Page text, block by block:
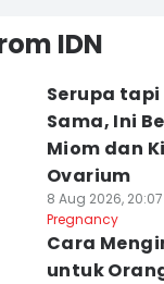
IDN
Serupa tapi
Sama, Ini
Miom dan
Ovarium
8 Aug 2026, 20:07
Pregnancy
Cara
untuk